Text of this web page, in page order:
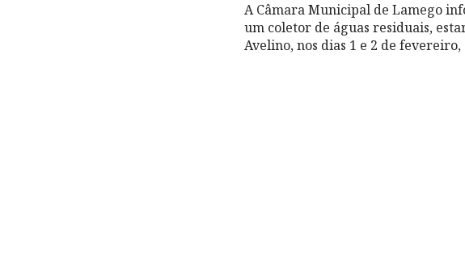
A Câmara Municipal de Lamego
um coletor de águas residuais,
Avelino, nos dias 1 e 2 de fevereiro,